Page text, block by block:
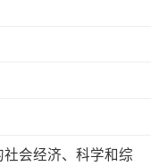
会经济、科学和综